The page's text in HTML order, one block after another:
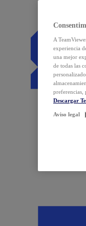
A
experiencia
una mejor
de todas las
preferencias,
Descargar
Aviso legal